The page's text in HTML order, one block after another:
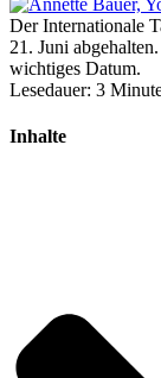
Der Internationale
21. Juni
wichtiges Datum.
Lesedauer: 3
Inhalte